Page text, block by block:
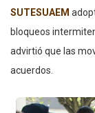
SUTESUAEM
bloqueos
advirtió que las
acuerdos.